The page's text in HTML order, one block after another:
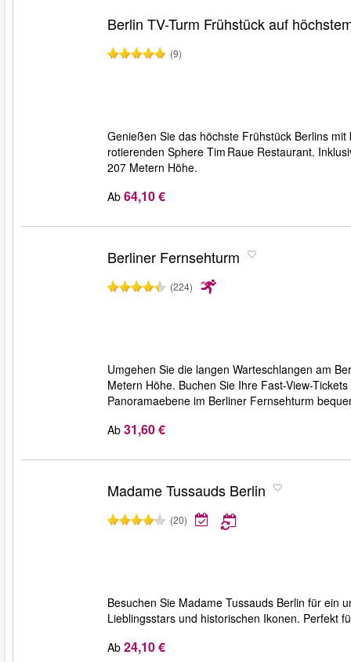
Berlin TV-Turm Frühstück auf
(9)
Genießen Sie das höchste Frühstück Berlins
rotierenden Sphere Tim Raue Restaurant.
207 Metern Höhe.
Ab 64,10 €
Berliner Fernsehturm
(224)
Umgehen Sie die langen Warteschlangen am
Metern Höhe. Buchen Sie Ihre Fast-View-
Panoramaebene im Berliner Fernsehturm
Ab 31,60 €
Madame Tussauds Berlin
(20)
Besuchen Sie Madame Tussauds Berlin für ein
Lieblingsstars und historischen Ikonen. Perfekt
Ab 24,10 €